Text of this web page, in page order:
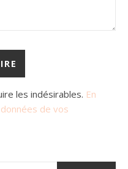
les indésirables. En
de vos